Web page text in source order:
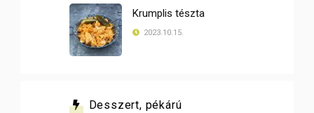
Krumplis tészta
2023.10.15.
Desszert, pékárú